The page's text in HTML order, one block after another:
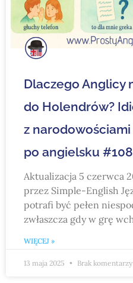
Dlaczego Anglicy
do Holendrów?
z narodowościami
po angielsku #108
Aktualizacja 5 czerwca
przez Simple-English
potrafi być pełen
zwłaszcza gdy w grę
WIĘCEJ »
13 maja 2025 Brak komentarzy